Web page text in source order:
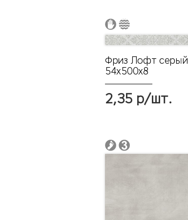
Фриз Лофт серый
54х500x8
2,35 р/шт.